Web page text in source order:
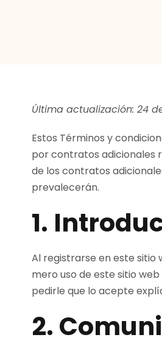
Última actualización: 24
Estos Términos y
por contratos adicionales
de los contratos
prevalecerán.
1.
Al registrarse en este sitio
mero uso de este sitio
pedirle que lo acepte
2.